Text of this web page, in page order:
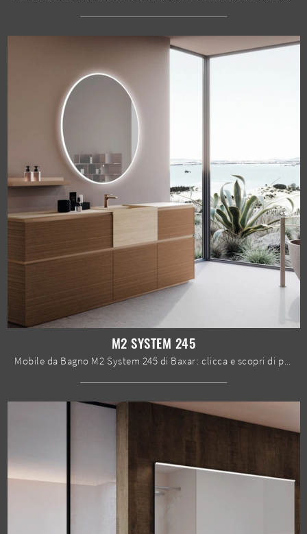
M2 SYSTEM 245
Mobile da Bagno M2 System 245 di Baxar: clicca e scopri di più su mobili bagno a terra in melaminico e accessori dell'azienda.